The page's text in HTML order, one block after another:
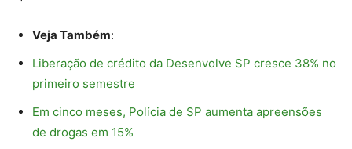
Veja Também:
Liberação de crédito da Desenvolve SP cresce 38% no
primeiro semestre
Em cinco meses, Polícia de SP aumenta apreensões
de drogas em 15%